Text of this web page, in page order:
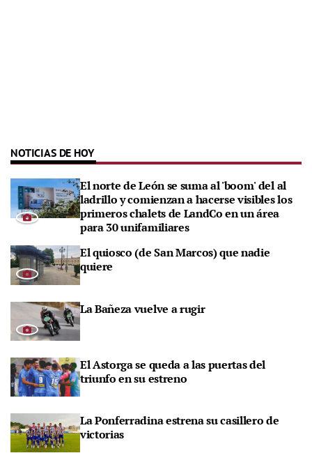
NOTICIAS DE HOY
El norte de León se suma al 'boom' del al
ladrillo y comienzan a hacerse visibles los
primeros chalets de LandCo en un área
para 30 unifamiliares
El quiosco (de San Marcos) que nadie
quiere
La Bañeza vuelve a rugir
El Astorga se queda a las puertas del
triunfo en su estreno
La Ponferradina estrena su casillero de
victorias